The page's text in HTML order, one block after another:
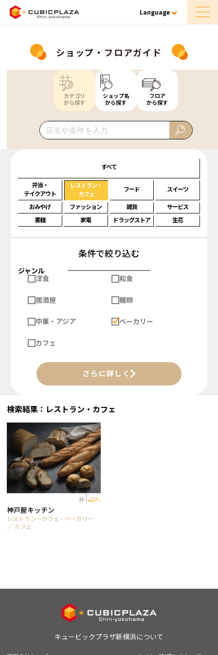
Language
ショップ・フロアガイド
カテゴリ
から探す
ショップ名
から探す
フロア
から探す
すべて
弁当・
テイクアウト
レストラン・
カフェ
フード スイーツ
おみやげ ファッション 雑貨
サービス
書籍
家電 ドラッグストア 生花
条件で絞り込む
ジャンル
洋食
和食
居酒屋 麺類
中華・アジア ベーカリー
カフェ
さらに詳しく
検索結果：レストラン・カフェ
3F
神戸屋キッチン
レストラン・カフェ - ベーカリー
／ カフェ
キュービックプラザ新横浜について